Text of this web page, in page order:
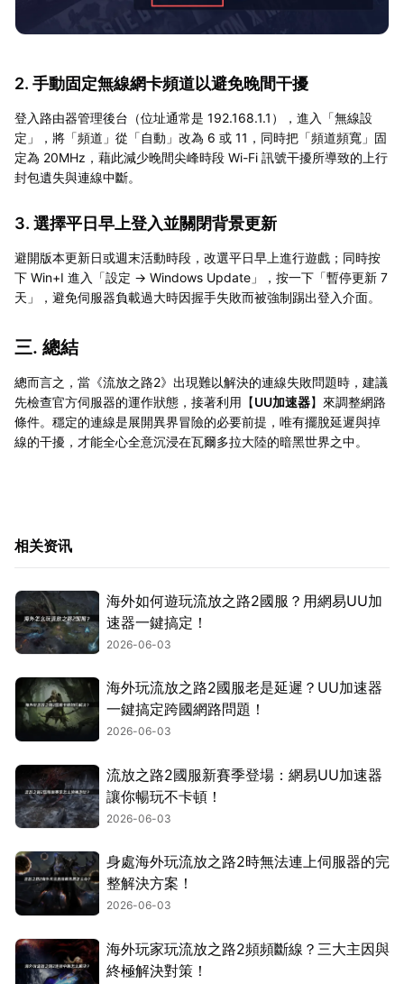
2. 手動固定無線網卡頻道以避免晚間干擾
登入路由器管理後台（位址通常是 192.168.1.1），進入「無線設
定」，將「頻道」從「自動」改為 6 或 11，同時把「頻道頻寬」固
定為 20MHz，藉此減少晚間尖峰時段 Wi-Fi 訊號干擾所導致的上行
封包遺失與連線中斷。
3. 選擇平日早上登入並關閉背景更新
避開版本更新日或週末活動時段，改選平日早上進行遊戲；同時按
下 Win+I 進入「設定 → Windows Update」，按一下「暫停更新 7
天」，避免伺服器負載過大時因握手失敗而被強制踢出登入介面。
三. 總結
總而言之，當《流放之路2》出現難以解決的連線失敗問題時，建議
先檢查官方伺服器的運作狀態，接著利用【UU加速器】來調整網路
條件。穩定的連線是展開異界冒險的必要前提，唯有擺脫延遲與掉
線的干擾，才能全心全意沉浸在瓦爾多拉大陸的暗黑世界之中。
相关资讯
海外如何遊玩流放之路2國服？用網易UU加
速器一鍵搞定！
2026-06-03
海外玩流放之路2國服老是延遲？UU加速器
一鍵搞定跨國網路問題！
2026-06-03
流放之路2國服新賽季登場：網易UU加速器
讓你暢玩不卡頓！
2026-06-03
身處海外玩流放之路2時無法連上伺服器的完
整解決方案！
2026-06-03
海外玩家玩流放之路2頻頻斷線？三大主因與
終極解決對策！